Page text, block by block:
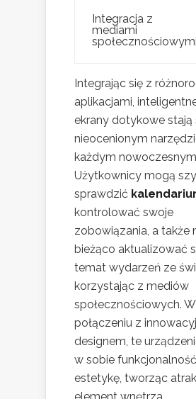
Integracja z
mediami
społecznościowymi
Integrając się z
aplikacjami,
ekrany dotykowe stają
nieocenionym
każdym
Użytkownicy mogą
sprawdzić
kontrolować swoje
zobowiązania, a także
bieżąco aktualizować
temat wydarzeń ze
korzystając z mediów
społecznościowych. W
połączeniu z
designem, te
w sobie
estetykę, tworząc